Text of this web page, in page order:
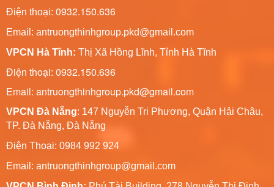
Điện thoại: 0932.150.636
Email: antruongthinhgroup.pkd@gmail.com
VPCN Hà Tĩnh: Thị Xã Hồng Lĩnh, Tỉnh Hà Tĩnh
Điện thoại: 0932.150.636
Email: antruongthinhgroup.pkd@gmail.com
VPCN Đà Nẵng: 147 Nguyễn Tri Phương, Quận Hải Châu,
TP. Đà Nẵng, Đà Nẵng
Điện Thoại: 0984 992 924
Email: antruongthinhgroup@gmail.com